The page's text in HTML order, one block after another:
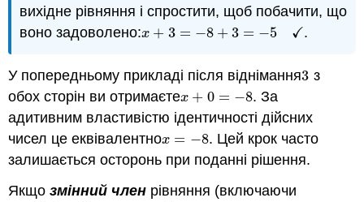
вихідне рівняння і спростити, щоб побачити, що
воно задоволено:x + 3 = −8 + 3 = −5 ✓
x+3 =−8 +3=−5✓ .
У попередньому прикладі після віднімання3
3 з
обох сторін ви отримаєтеx + 0 = −8
x+0 =−8
. За
адитивним властивістю ідентичності дійсних
чисел це еквівалентноx = −8
x=− 8
. Цей крок часто
залишається осторонь при поданні рішення.
Якщозмінний член рівняння (включаючи